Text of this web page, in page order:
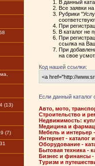
(13)
(7)
В данный
Все заявки
Рубрики
При
В каталог не
При
ссылка на
При
на свое
Код нашей ссылки:
Если данный
Авто, мото,
Строительство и
Недвижимость:
Медицина и
Мебель и интерьер
Интернет - каталог
Оборудование -
Бытовая техника -
Бизнес и финансы -
Туризм и